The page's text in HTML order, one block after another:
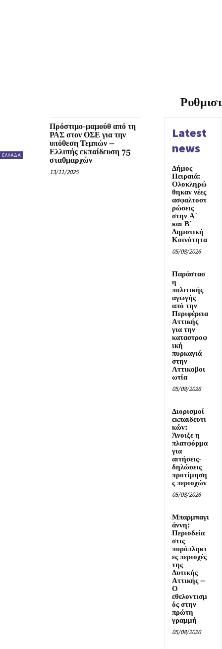
ΕΛΛΑΔΑ
Πρόστιμο-μαμούθ από τη
ΡΑΣ στον ΟΣΕ για την
υπόθεση Τεμπών –
Ελλιπής εκπαίδευση 75
σταθμαρχών
13/11/2025
Latest
news
Δήμος
Πειραιά:
Ολοκληρώ
θηκαν νέες
ασφαλτοστ
ρώσεις
στην Α΄
και Β΄
Δημοτική
Κοινότητα
05/08/2026
Παράστασ
η
πολιτικής
αγωγής
από την
Περιφέρεια
Αττικής
για την
καταστροφ
ική
πυρκαγιά
στην
Αττικοβοι
ωτία
05/08/2026
Διορισμοί
εκπαιδευτι
κών:
Άνοιξε η
πλατφόρμα
για
αιτήσεις-
δηλώσεις
προτίμηση
ς περιοχών
05/08/2026
Μπαρμπαγι
άννη:
Περιοδεία
στις
πυρόπληκτ
ες περιοχές
της
Δυτικής
Αττικής –
Ο
εθελοντισμ
ός στην
πρώτη
γραμμή
05/08/2026